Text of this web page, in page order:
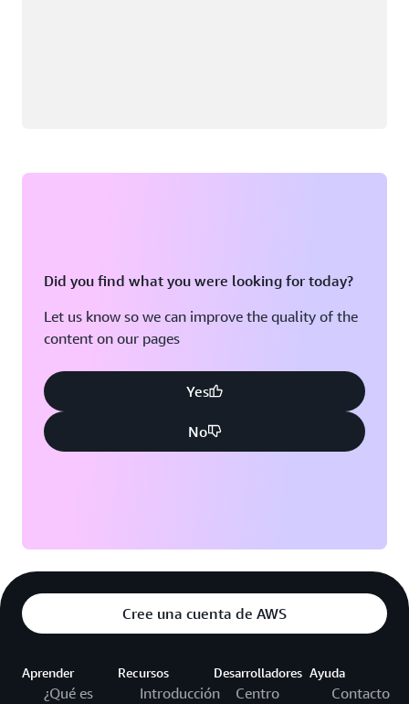
Did you find what you were looking for today?
Let us know so we can improve the quality of the
content on our pages
Yes
No
Cree una cuenta de AWS
Aprender
¿Qué es
Recursos
Introducción
Desarrolladores
Centro
Ayuda
Contacto